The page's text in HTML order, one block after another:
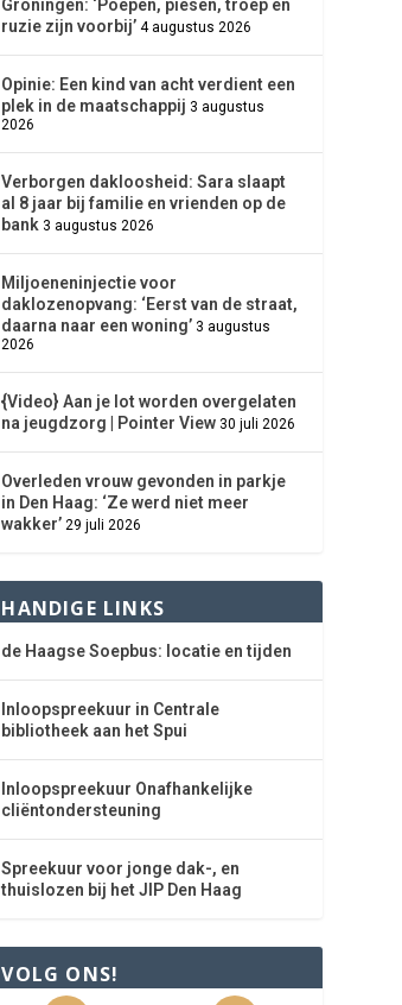
Groningen: ‘Poepen, piesen, troep en
ruzie zijn voorbij’ 4 augustus 2026
Opinie: Een kind van acht verdient een
plek in de maatschappij 3 augustus
2026
Verborgen dakloosheid: Sara slaapt
al 8 jaar bij familie en vrienden op de
bank 3 augustus 2026
Miljoeneninjectie voor
daklozenopvang: ‘Eerst van de straat,
daarna naar een woning’ 3 augustus
2026
{Video} Aan je lot worden overgelaten
na jeugdzorg | Pointer View 30 juli 2026
Overleden vrouw gevonden in parkje
in Den Haag: ‘Ze werd niet meer
wakker’ 29 juli 2026
HANDIGE LINKS
de Haagse Soepbus: locatie en tijden
Inloopspreekuur in Centrale
bibliotheek aan het Spui
Inloopspreekuur Onafhankelijke
cliëntondersteuning
Spreekuur voor jonge dak-, en
thuislozen bij het JIP Den Haag
VOLG ONS!